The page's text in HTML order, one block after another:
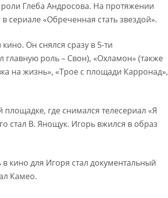
роли Глеба Андросова. На протяжении
сериале «Обреченная стать звездой».
Он снялся сразу в 5-ти
главную роль – Свон), «Охламон» (также
на жизнь», «Трое с площади Карронад»,
где снимался телесериал «Я
стал В. Янощук. Игорь вжился в образ
кино для Игоря стал документальный
Камео.